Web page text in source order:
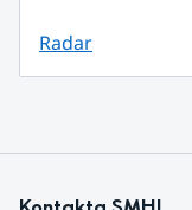
Radar